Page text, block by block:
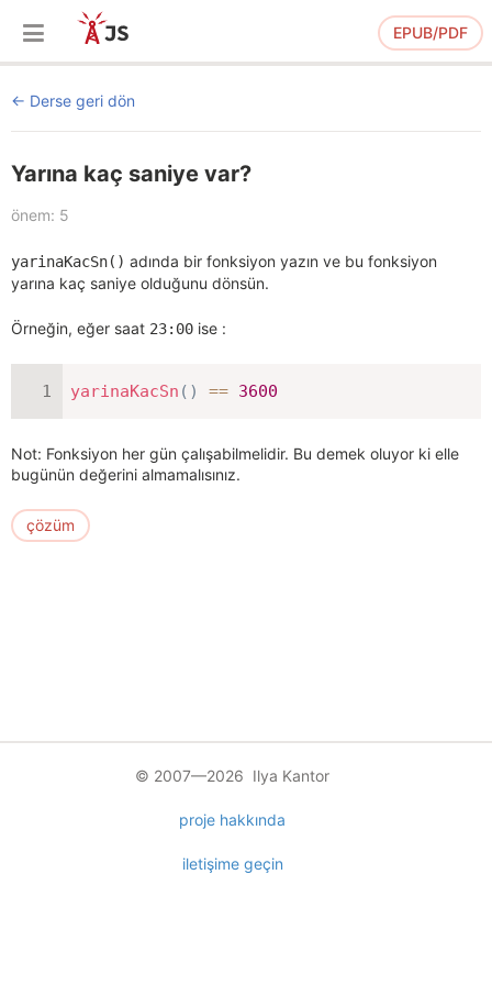
EPUB/PDF
Derse geri dön
Yarına kaç saniye var?
önem: 5
yarinaKacSn() adında bir fonksiyon yazın ve bu fonksiyon
yarına kaç saniye olduğunu dönsün.
Örneğin, eğer saat 23:00 ise :
yarinaKacSn ( ) == 3600
Not: Fonksiyon her gün çalışabilmelidir. Bu demek oluyor ki elle
bugünün değerini almamalısınız.
çözüm
© 2007—2026 Ilya Kantor
proje hakkında
iletişime geçin